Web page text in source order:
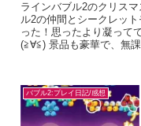
ラインバブル2のクリス
ル2の仲間とシークレッ
った！思ったより凝って
(≧∀≦) 景品も豪華で、無
バブル2:プレイ日記/感想